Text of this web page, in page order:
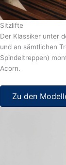
Sitzlifte
Der Klassiker unter
und an sämtlichen
Spindeltreppen)
Acorn.
Zu den